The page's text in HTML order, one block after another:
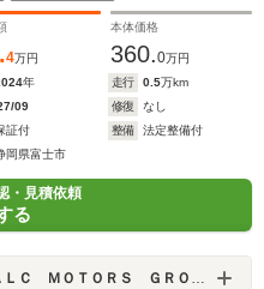
4万円
本体価格
360.0万円
年 走行 0.5万km
09 修復
なし
証付 整備
法定整備付
岡県富士市
・見積依頼
る
ＭＯＴＯＲＳ ＧＲＯＵＰ